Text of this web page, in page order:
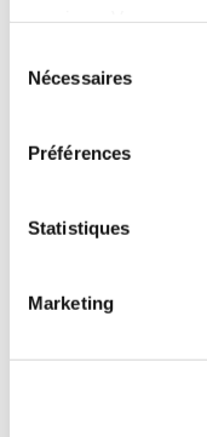
Nécessaires
Préférences
Statistiques
Marketing
INDUSTRIE
Marché
à Bruxelles de
A l'approche de la